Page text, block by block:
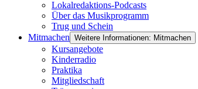
Lokalredaktions-Podcasts
Über das Musikprogramm
Trug und Schein
Mitmachen Weitere Informationen: Mitmachen
Kursangebote
Kinderradio
Praktika
Mitgliedschaft